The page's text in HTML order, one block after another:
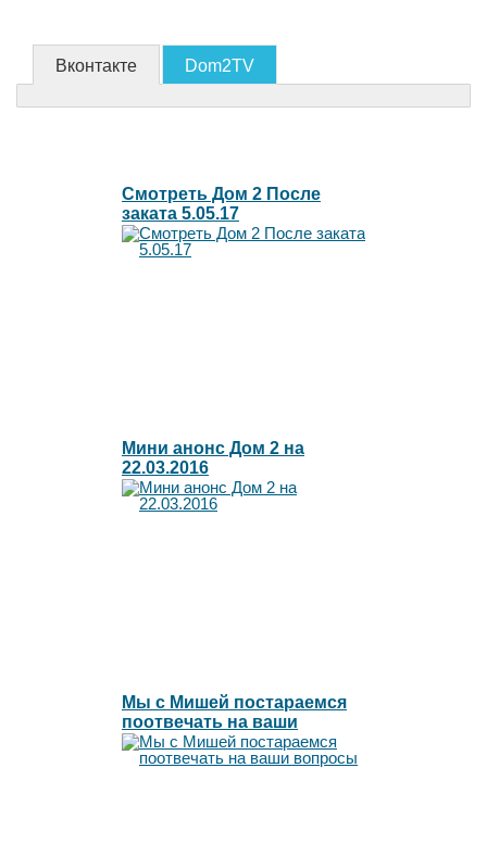
Вконтакте Dom2TV
Смотреть Дом 2 После
заката 5.05.17
Мини анонс Дом 2 на
22.03.2016
Мы с Мишей постараемся
поотвечать на ваши
вопросы